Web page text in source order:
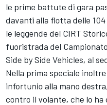
le prime battute di gara
davanti alla flotta delle
le leggende del CIRT
fuoristrada del
Side by Side Vehicles, al
Nella prima speciale
infortunio alla mano
contro il volante, che lo